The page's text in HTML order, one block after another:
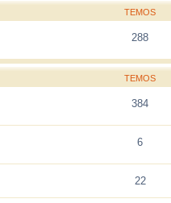
TEMOS
288
TEMOS
384
6
22